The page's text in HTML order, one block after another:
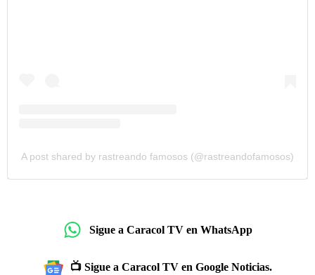
A post shared by rastreando famosos (@rastreandofamosos)
Sigue a Caracol TV en WhatsApp
📺 Sigue a Caracol TV en Google Noticias.